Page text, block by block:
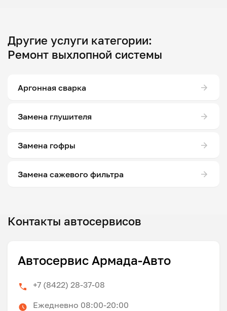
Другие услуги категории:
Ремонт выхлопной системы
Аргонная сварка
Замена глушителя
Замена гофры
Замена сажевого фильтра
Контакты автосервисов
Автосервис Армада-Авто
+7 (8422) 28-37-08
Ежедневно 08:00-20:00